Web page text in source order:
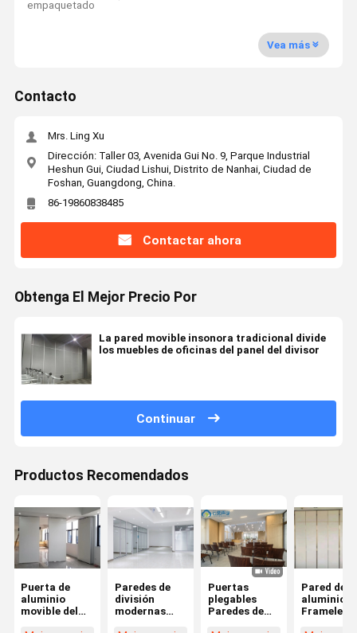
empaquetado
Vea más
Contacto
Mrs. Ling Xu
Dirección: Taller 03, Avenida Gui No. 9, Parque Industrial
Heshun Gui, Ciudad Lishui, Distrito de Nanhai, Ciudad de
Foshan, Guangdong, China.
86-19860838485
Contactar ahora
Obtenga El Mejor Precio Por
La pared movible insonora tradicional divide
los muebles de oficinas del panel del divisor
Continuar
Productos Recomendados
Puerta de
aluminio
movible del
Paredes de
división
modernas
Puertas
plegables
Paredes de
Pared de
aluminio
Frameless